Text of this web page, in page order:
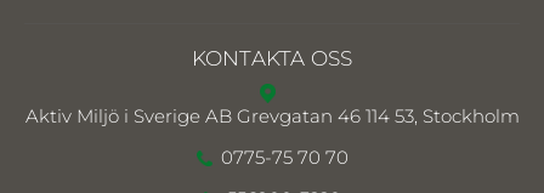
KONTAKTA OSS
Aktiv Miljö i Sverige AB Grevgatan 46 114 53, Stockholm
0775-75 70 70